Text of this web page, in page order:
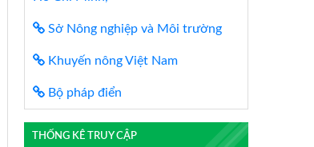
Sở Nông nghiệp và Môi trường
Khuyến nông Việt Nam
Bộ pháp điển
THỐNG KÊ TRUY CẬP